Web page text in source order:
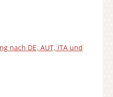
nach DE, AUT, ITA und